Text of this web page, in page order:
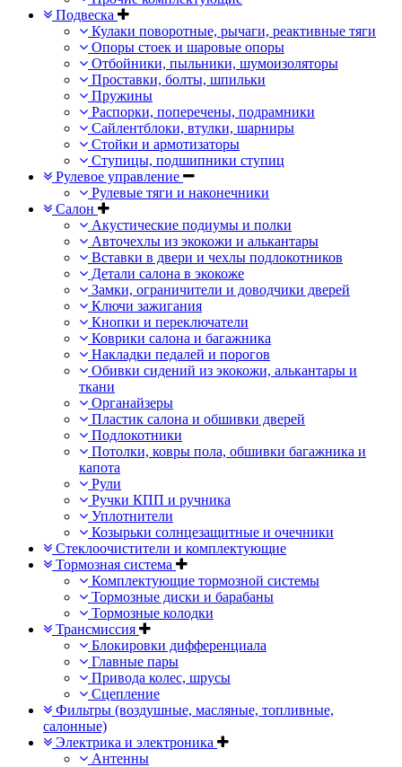
Подвеска
Кулаки поворотные, рычаги, реактивные тяги
Опоры стоек и шаровые опоры
Отбойники, пыльники, шумоизоляторы
Проставки, болты, шпильки
Пружины
Распорки, поперечены, подрамники
Сайлентблоки, втулки, шарниры
Стойки и армотизаторы
Ступицы, подшипники ступиц
Рулевое управление
Рулевые тяги и наконечники
Салон
Акустические подиумы и полки
Авточехлы из экокожи и алькантары
Вставки в двери и чехлы подлокотников
Детали салона в экокоже
Замки, ограничители и доводчики дверей
Ключи зажигания
Кнопки и переключатели
Коврики салона и багажника
Накладки педалей и порогов
Обивки сидений из экокожи, алькантары и
ткани
Органайзеры
Пластик салона и обшивки дверей
Подлокотники
Потолки, ковры пола, обшивки багажника и
капота
Рули
Ручки КПП и ручника
Уплотнители
Козырьки солнцезащитные и очечники
Стеклоочистители и комплектующие
Тормозная система
Комплектующие тормозной системы
Тормозные диски и барабаны
Тормозные колодки
Трансмиссия
Блокировки дифференциала
Главные пары
Привода колес, шрусы
Сцепление
Фильтры (воздушные, масляные, топливные,
салонные)
Электрика и электроника
Антенны